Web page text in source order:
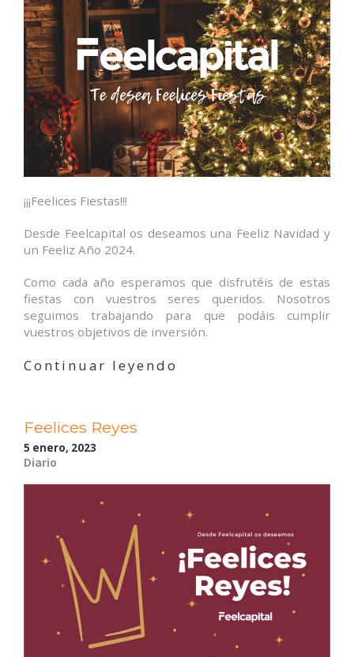
¡¡¡Feelices Fiestas!!!
Desde Feelcapital os deseamos una Feeliz Navidad y
un Feeliz Año 2024.
Como cada año esperamos que disfrutéis de estas
fiestas con vuestros seres queridos. Nosotros
seguimos trabajando para que podáis cumplir
vuestros objetivos de inversión.
Continuar leyendo
Feelices Reyes
5 enero, 2023
Diario